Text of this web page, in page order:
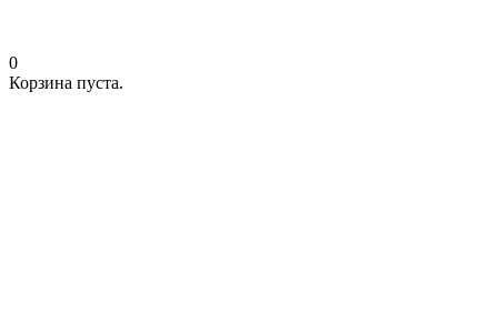
0
Корзина пуста.